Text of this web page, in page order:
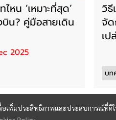
น ‘เหมาะที่สุด’
น? คู่มือสายเดิน
2025
วิธี
จัด
เป
บท
อเพิ่มประสิทธิภาพและประสบการณ์ที่ดี